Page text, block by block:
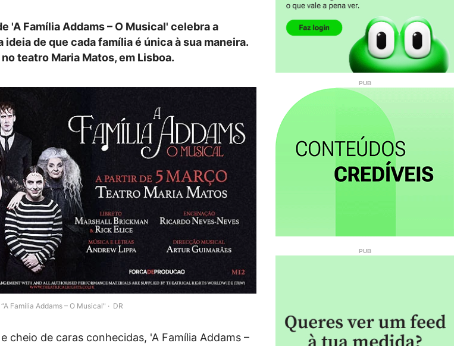
'A Família Addams – O Musical' celebra a
de que cada família é única à sua maneira.
teatro Maria Matos, em Lisboa.
“A Família Addams – O Musical" DR
cheio de caras conhecidas, 'A Família Addams –